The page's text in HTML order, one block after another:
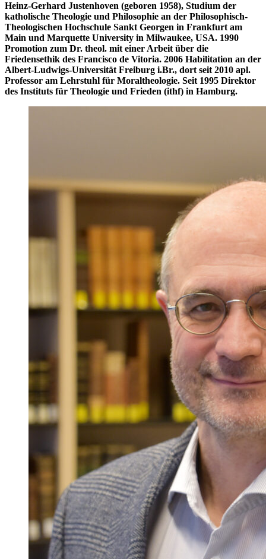
Heinz-Gerhard Justenhoven (geboren 1958), Studium der
katholische Theologie und Philosophie an der Philosophisch-
Theologischen Hochschule Sankt Georgen in Frankfurt am
Main und Marquette University in Milwaukee, USA. 1990
Promotion zum Dr. theol. mit einer Arbeit über die
Friedensethik des Francisco de Vitoria. 2006 Habilitation an der
Albert-Ludwigs-Universität Freiburg i.Br., dort seit 2010 apl.
Professor am Lehrstuhl für Moraltheologie. Seit 1995 Direktor
des Instituts für Theologie und Frieden (ithf) in Hamburg.